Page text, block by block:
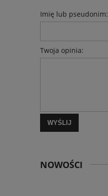
Imię lub pseudonim:
Twoja opinia:
WYŚLIJ
NOWOŚCI